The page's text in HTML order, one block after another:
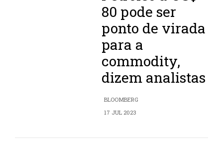
80 pode ser
ponto de virada
para a
commodity,
dizem analistas
BLOOMBERG
17 JUL 2023